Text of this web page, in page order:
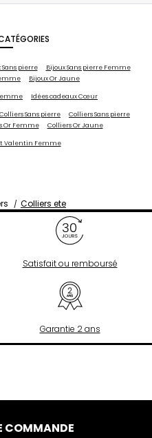
Sans pierre
Bijoux Sans pierre Femme
Bijoux Or Jaune
Idées cadeaux Cœur
Colliers Sans pierre
Colliers Sans pierre
Or Femme Colliers Or Jaune
Valentin Femme
Colliers ete
Satisfait ou remboursé
Garantie 2 ans
COMMANDE